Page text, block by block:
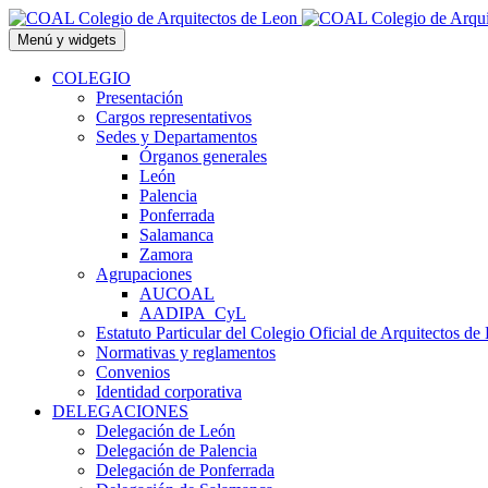
Saltar
al
contenido
Menú y widgets
COLEGIO
Presentación
Cargos representativos
Sedes y Departamentos
Órganos generales
León
Palencia
Ponferrada
Salamanca
Zamora
Agrupaciones
AUCOAL
AADIPA_CyL
Estatuto Particular del Colegio Oficial de Arquitectos de
Normativas y reglamentos
Convenios
Identidad corporativa
DELEGACIONES
Delegación de León
Delegación de Palencia
Delegación de Ponferrada